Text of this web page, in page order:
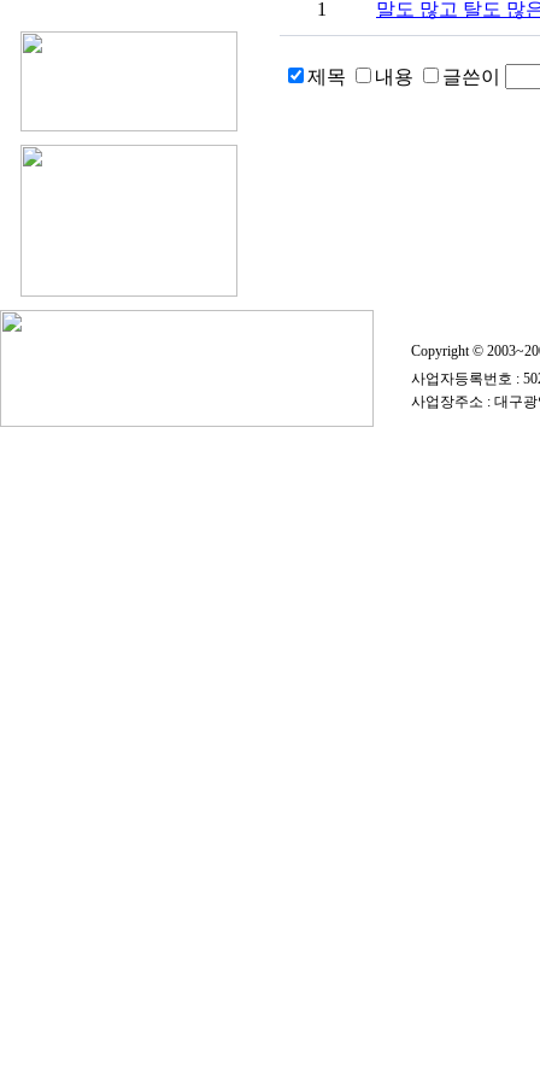
1 말도 많고 탈도 많
제목 내용 글쓴이
Copyright ©
사업자등록번호 :
사업장주소 : 대구